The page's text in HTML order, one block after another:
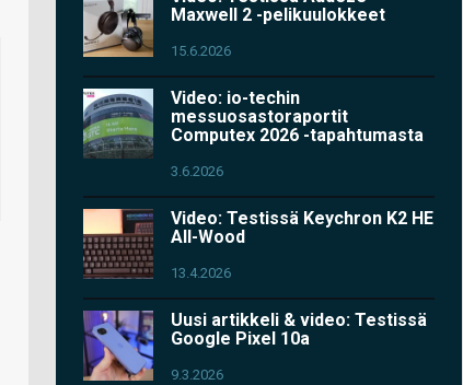
Maxwell 2 -pelikuulokkeet
15.6.2026
Video: io-techin
messuosastoraportit
Computex 2026 -tapahtumasta
3.6.2026
Video: Testissä Keychron K2 HE
All-Wood
13.4.2026
Uusi artikkeli & video: Testissä
Google Pixel 10a
9.3.2026